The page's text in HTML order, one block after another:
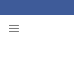
qua
nội